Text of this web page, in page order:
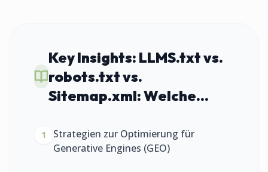
Key Insights: LLMS.txt vs.
robots.txt vs.
Sitemap.xml: Welche...
1
Strategien zur Optimierung für
Generative Engines (GEO)